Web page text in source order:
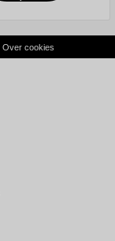
Over cookies